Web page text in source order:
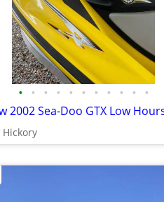
• • • • • • • • • • •
Hickory